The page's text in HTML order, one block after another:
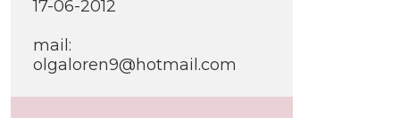
17-06-2012
mail:
olgaloren9@hotmail.com